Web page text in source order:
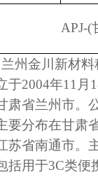
APJ-(
兰州金川新材
于2004年11 月
肃省兰州市。
要分布在甘肃
苏省南通市。
括用于3C类便